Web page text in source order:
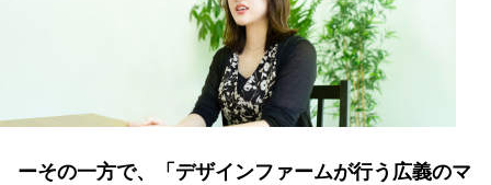
ーその一方で、「デザインファームが行う広義のマ